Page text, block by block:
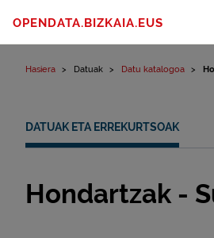
OPENDATA.BIZKAIA.EUS
Hasiera Datuak Datu katalogoa
DATUAK ETA ERREKURTSOAK
Hondartzak -